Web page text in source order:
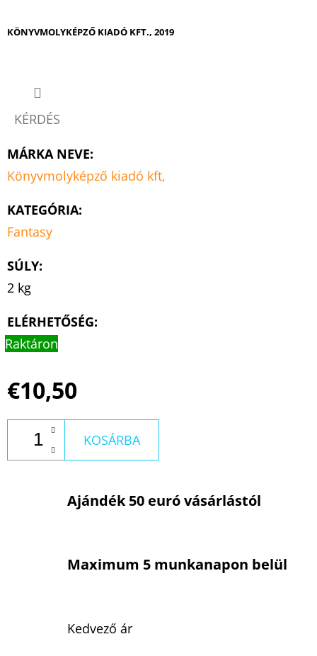
KÖNYVMOLYKÉPZŐ KIADÓ KFT., 2019
KÉRDÉS
MÁRKA NEVE:
Könyvmolyképző kiadó kft,
KATEGÓRIA:
Fantasy
SÚLY:
2 kg
ELÉRHETŐSÉG:
Raktáron
€10,50
KOSÁRBA
Ajándék 50 euró vásárlástól
Maximum 5 munkanapon belül
Kedvező ár